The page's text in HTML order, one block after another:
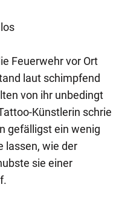
Feuerwehr vor Ort
laut schimpfend
von ihr unbedingt
Künstlerin schrie
gefälligst ein wenig
lassen, wie der
sie einer